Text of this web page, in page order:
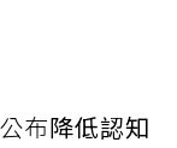
布降低認知